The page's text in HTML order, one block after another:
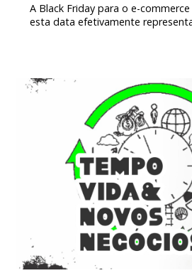
A Black Friday para o e-
esta data efetivamente